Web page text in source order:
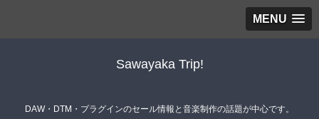
MENU
Sawayaka Trip!
DAW・DTM・プラグインのセール情報と音楽制作の話題が中心です。